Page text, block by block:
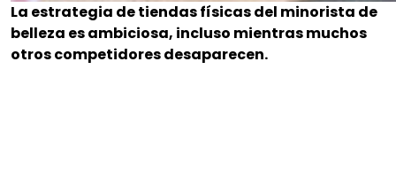
La estrategia de tiendas físicas del minorista de
belleza es ambiciosa, incluso mientras muchos
otros competidores desaparecen.